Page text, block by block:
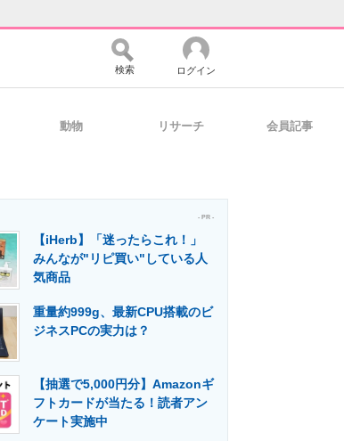
マーケ×ITの今がよく分かる
建設×テクノロジーの最前線
検索 ログイン
動物 リサーチ 会員記事
- PR -
【iHerb】「迷ったらこれ！」
みんなが"リピ買い"している人
気商品
重量約999g、最新CPU搭載のビ
ジネスPCの実力は？
【抽選で5,000円分】Amazonギ
フトカードが当たる！読者アン
ケート実施中